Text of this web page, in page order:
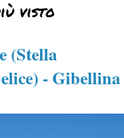
visto
(Stella
- Gibellina